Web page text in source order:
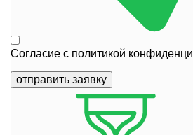
Согласие с политикой
отправить заявку